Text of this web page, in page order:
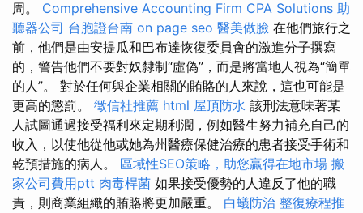
周。 Comprehensive Accounting Firm CPA Solutions 助
聽器公司 台胞證台南 on page seo 醫美做臉 在他們旅行之
前，他們是由安提瓜和巴布達恢復委員會的激進分子撰寫
的，警告他們不要對奴隸制“虛偽”，而是將當地人視為“簡單
的人”。 對於任何與企業相關的賄賂的人來說，這也可能是
更高的懲罰。 徵信社推薦 html 屋頂防水 該刑法意味著某
人試圖通過接受福利來定期利潤，例如醫生努力補充自己的
收入，以使他從他或她為州醫療保健治療的患者接受手術和
乾預措施的病人。 區域性SEO策略，助您贏得在地市場 搬
家公司費用ptt 肉毒桿菌 如果接受優勢的人違反了他的職
責，則商業組織的賄賂將更加嚴重。 白蟻防治 整復療程推